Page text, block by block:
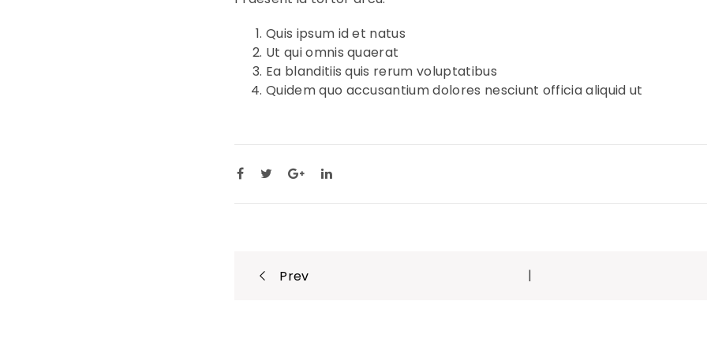
Quis ipsum id et natus
Ut qui omnis quaerat
Ea blanditiis quis rerum voluptatibus
Quidem quo accusantium dolores nesciunt officia aliquid ut
PostPrev |